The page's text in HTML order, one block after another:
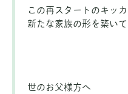
この再スタートのキッ
新たな家族の形を築い
世のお父様方へ